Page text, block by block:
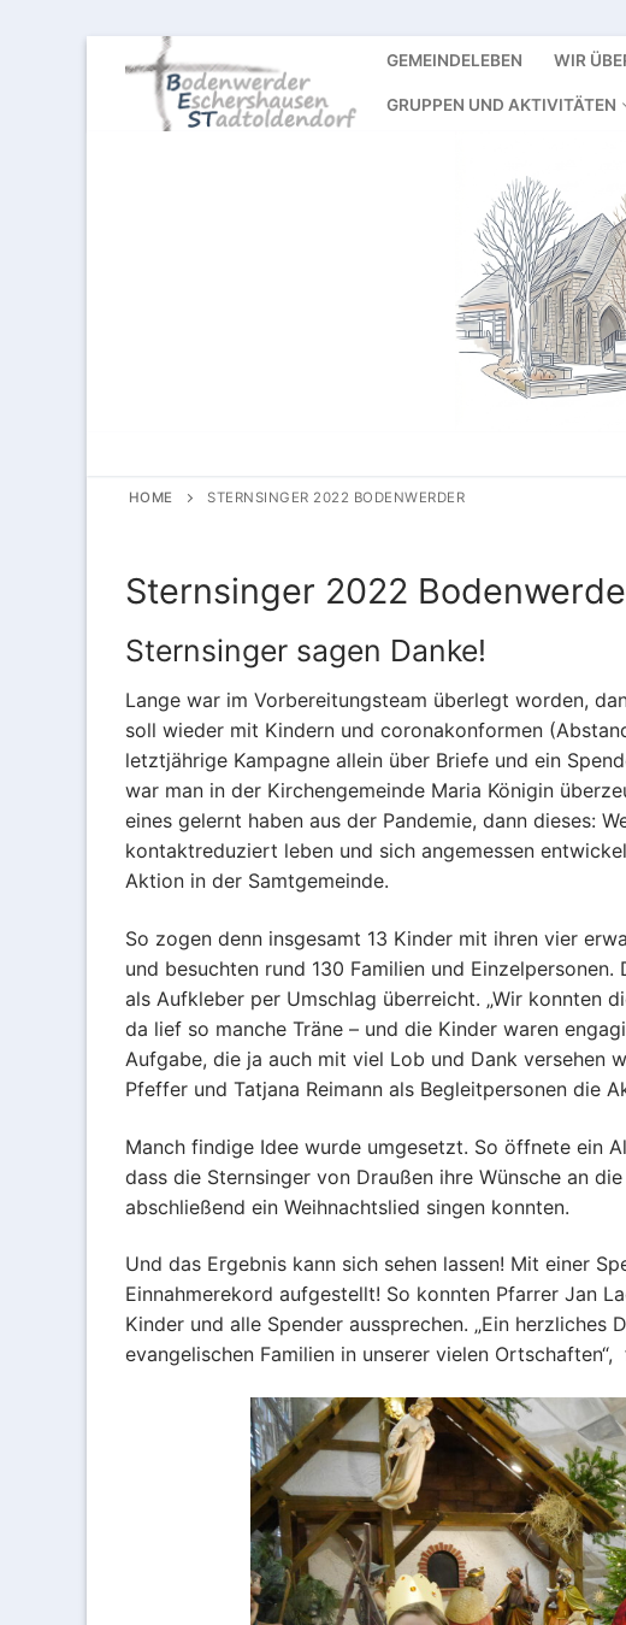
GEMEINDELEBEN WIR
GRUPPEN UND AKTIVITÄTEN
Gemeindeleben
Der Kirchenvorstand
Der Pfarrgemeinderat
Wir sind für Sie da
Bildergalerie
Gruppen und Aktivitäten
Gruppen und Aktivitäten
Frauengruppe
Frühschichten
Kindergottesdienst-
Kirchenchor
Kolpingfamilie
Liturgie- und
MessdienerInnen-
Sternsinger
Tabea Boutique
Taizé-Kreis
Vespergruppe
Volleyball „Kath.
Zukunftswerkstatt
HOME STERNSINGER 2022 BODENWERDER
Sternsinger 2022
Sternsinger sagen Danke!
Lange war im Vorbereitungsteam überlegt worden,
soll wieder mit Kindern und coronakonformen
letztjährige Kampagne allein über Briefe und ein
war man in der Kirchengemeinde Maria Königin
eines gelernt haben aus der Pandemie, dann dieses:
kontaktreduziert leben und sich angemessen
Aktion in der Samtgemeinde.
So zogen denn insgesamt 13 Kinder mit ihren vier
und besuchten rund 130 Familien und
als Aufkleber per Umschlag überreicht. „Wir konnten
da lief so manche Träne – und die Kinder waren
Aufgabe, die ja auch mit viel Lob und Dank versehen
Pfeffer und Tatjana Reimann als Begleitpersonen die
Manch findige Idee wurde umgesetzt. So öffnete ein
dass die Sternsinger von Draußen ihre Wünsche an
abschließend ein Weihnachtslied singen konnten.
Und das Ergebnis kann sich sehen lassen! Mit einer
Einnahmerekord aufgestellt! So konnten Pfarrer Jan
Kinder und alle Spender aussprechen. „Ein
evangelischen Familien in unserer vielen